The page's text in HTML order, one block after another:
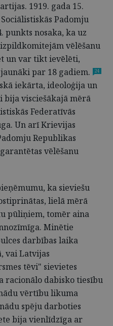
1919. gada 15.
Padomju
punkts nosaka, ka uz
vēlēšanu
un var tikt ievēlēti,
par 18 gadiem.
24
iekārta, ideoloģija un
visciešākajā mērā
Federatīvās
Un arī Krievijas
Republikas
vēlēšanu
ka sieviešu
lielā mērā
pūliņiem, tomēr aina
Minētie
darbības laika
vai Latvijas
tēvi" sievietes
racionālo dabisko tiesību
vērtību likuma
spēju darboties
bija vienlīdzīga ar